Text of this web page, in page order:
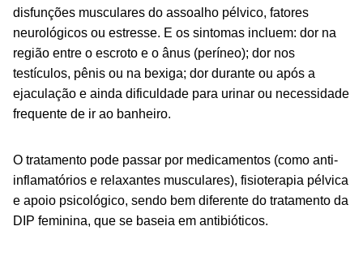
disfunções musculares do assoalho pélvico, fatores
neurológicos ou estresse. E os sintomas incluem: dor na
região entre o escroto e o ânus (períneo); dor nos
testículos, pênis ou na bexiga; dor durante ou após a
ejaculação e ainda dificuldade para urinar ou necessidade
frequente de ir ao banheiro.
O tratamento pode passar por medicamentos (como anti-
inflamatórios e relaxantes musculares), fisioterapia pélvica
e apoio psicológico, sendo bem diferente do tratamento da
DIP feminina, que se baseia em antibióticos.